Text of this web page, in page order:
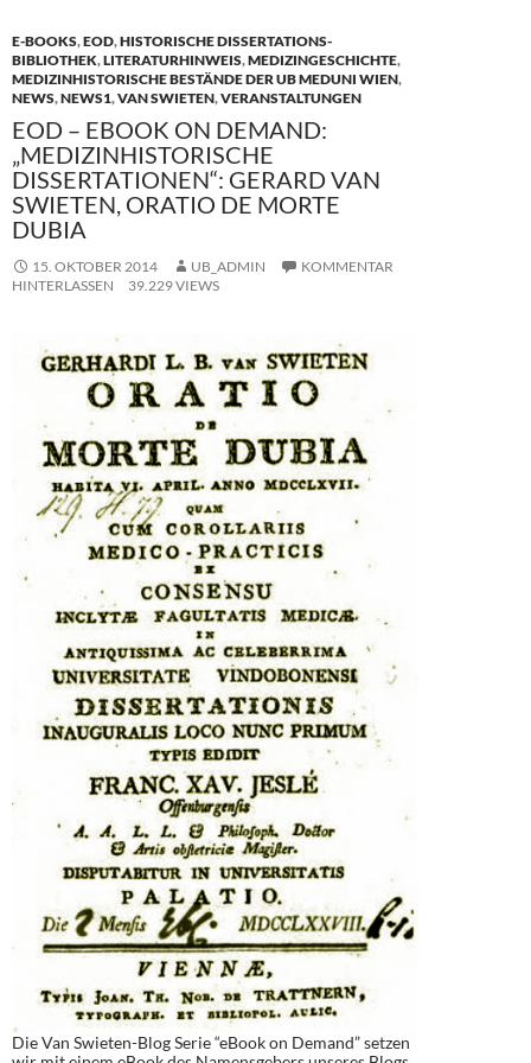
E-BOOKS,EOD,HISTORISCHE DISSERTATIONS-
BIBLIOTHEK,LITERATURHINWEIS,MEDIZINGESCHICHTE,
MEDIZINHISTORISCHE BESTÄNDE DER UB MEDUNI WIEN,
NEWS,NEWS1,VAN SWIETEN,VERANSTALTUNGEN
EOD – EBOOK ON DEMAND:
„MEDIZINHISTORISCHE
DISSERTATIONEN“: GERARD VAN
SWIETEN, ORATIO DE MORTE
DUBIA
15. OKTOBER 2014 UB_ADMIN
KOMMENTAR
HINTERLASSEN
39.229 VIEWS
Die Van Swieten-Blog Serie “eBook on Demand” setzen